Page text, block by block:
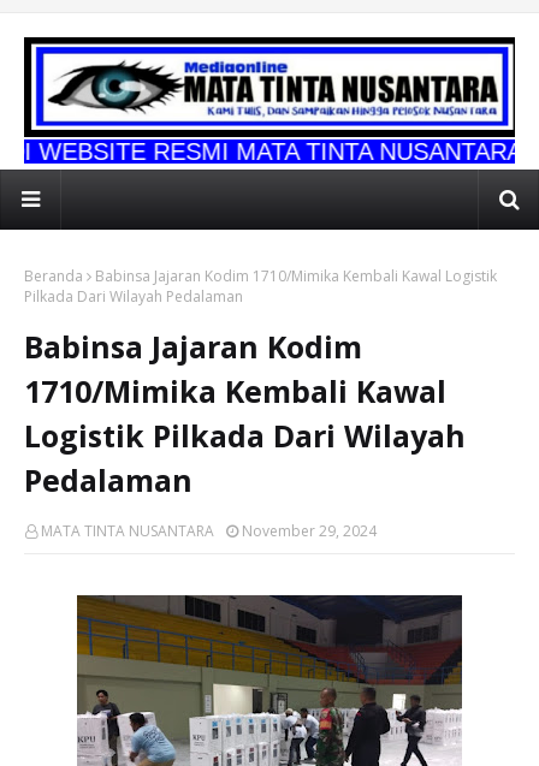
MATA TINTA NUSANTARA
Beranda
Babinsa Jajaran Kodim 1710/Mimika Kembali Kawal Logistik
Pilkada Dari Wilayah Pedalaman
Babinsa Jajaran Kodim
1710/Mimika Kembali Kawal
Logistik Pilkada Dari Wilayah
Pedalaman
MATA TINTA NUSANTARA November 29, 2024